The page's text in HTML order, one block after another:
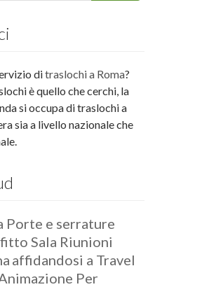
ditraslochi a Roma?
è quello che cerchi, la
si occupa di traslochi a
sia a livello nazionale che
Porte e serrature
Sala Riunioni
affidandosi a Travel
Per